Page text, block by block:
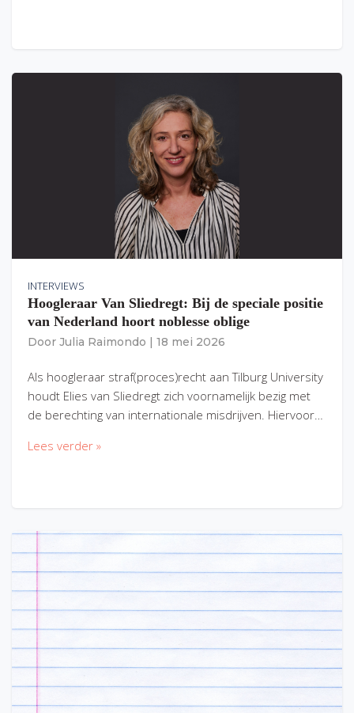
INTERVIEWS
Hoogleraar Van Sliedregt: Bij de speciale positie
van Nederland hoort noblesse oblige
Door Julia Raimondo 18 mei 2026
Als hoogleraar straf(proces)recht aan Tilburg University
houdt Elies van Sliedregt zich voornamelijk bezig met
de berechting van internationale misdrijven. Hiervoor…
Lees verder »